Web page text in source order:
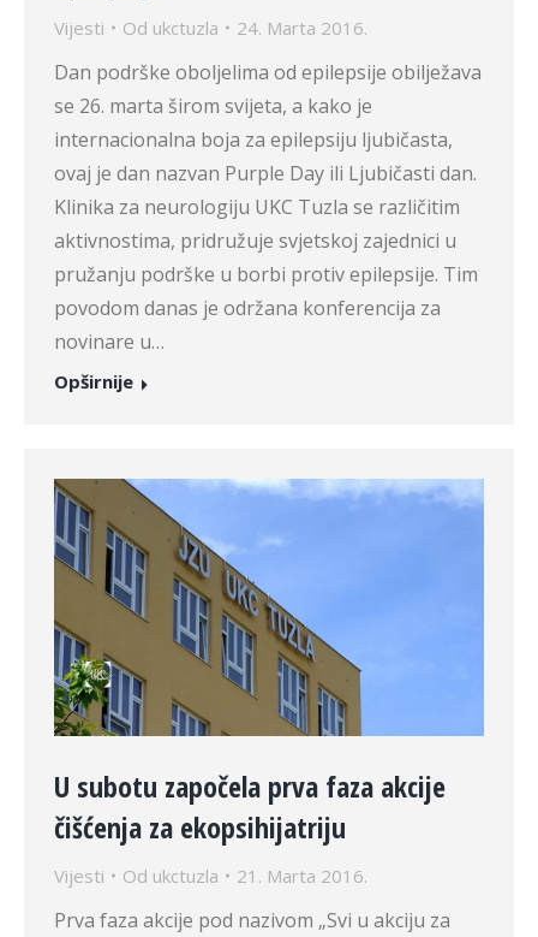
Vijesti Od ukctuzla 24. Marta 2016.
Dan podrške oboljelima od epilepsije obilježava
se 26. marta širom svijeta, a kako je
internacionalna boja za epilepsiju ljubičasta,
ovaj je dan nazvan Purple Day ili Ljubičasti dan.
Klinika za neurologiju UKC Tuzla se različitim
aktivnostima, pridružuje svjetskoj zajednici u
pružanju podrške u borbi protiv epilepsije. Tim
povodom danas je održana konferencija za
novinare u…
Opširnije
U subotu započela prva faza akcije
čišćenja za ekopsihijatriju
Vijesti Od ukctuzla 21. Marta 2016.
Prva faza akcije pod nazivom „Svi u akciju za